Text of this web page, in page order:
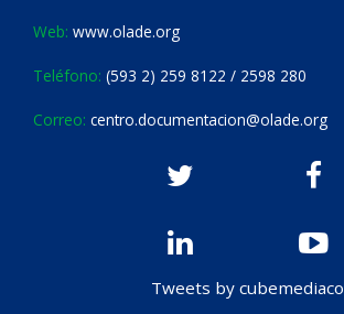
Web: www.olade.org
Teléfono: (593 2) 259 8122 / 2598 280
Correo: centro.documentacion@olade.org
Tweets by cubemediaco